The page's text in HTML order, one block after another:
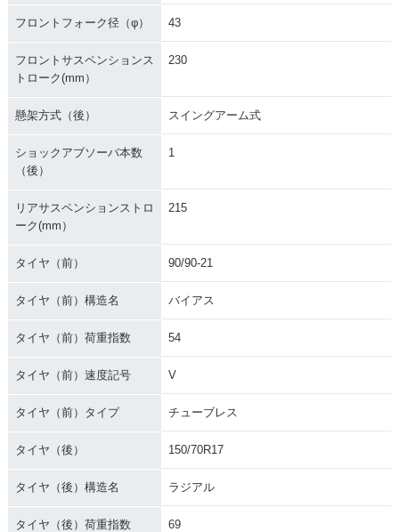
フロントフォーク径（φ） 43
フロントサスペンションス
トローク(mm）
230
懸架方式（後） スイングアーム式
ショックアブソーバ本数
（後）
1
リアサスペンションストロ
ーク(mm）
215
タイヤ（前） 90/90-21
タイヤ（前）構造名 バイアス
タイヤ（前）荷重指数 54
タイヤ（前）速度記号 V
タイヤ（前）タイプ チューブレス
タイヤ（後） 150/70R17
タイヤ（後）構造名 ラジアル
タイヤ（後）荷重指数 69